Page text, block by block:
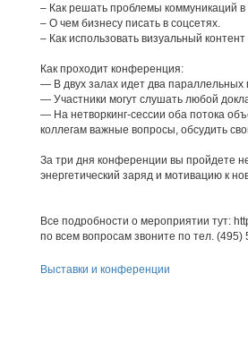
– Как решать проблемы коммуникаций в
– О чем бизнесу писать в соцсетях.
– Как использовать визуальный
Как проходит конференция:
— В двух залах идет два параллельных
— Участники могут слушать любой
— На нетворкинг-сессии оба потока
коллегам важные вопросы, обсудить
За три дня конференции вы пройдете
энергетический заряд и мотивацию к
Все подробности о мероприятии тут:
по всем вопросам звоните по тел. (495)
Выставки и конференции